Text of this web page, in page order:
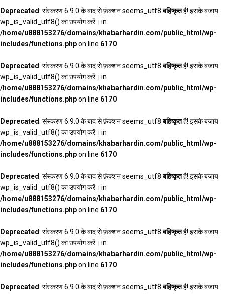
Deprecated: संस्करण 6.9.0 के बाद से फ़ंक्शन seems_utf8बहिष्कृतहै! इसके बजाय
wp_is_valid_utf8() का उपयोग करें। in
/home/u888153276/domains/khabarhardin.com/public_html/wp-
includes/functions.phpon line 6170
Deprecated: संस्करण 6.9.0 के बाद से फ़ंक्शन seems_utf8बहिष्कृतहै! इसके बजाय
wp_is_valid_utf8() का उपयोग करें। in
/home/u888153276/domains/khabarhardin.com/public_html/wp-
includes/functions.phpon line 6170
Deprecated: संस्करण 6.9.0 के बाद से फ़ंक्शन seems_utf8बहिष्कृतहै! इसके बजाय
wp_is_valid_utf8() का उपयोग करें। in
/home/u888153276/domains/khabarhardin.com/public_html/wp-
includes/functions.phpon line 6170
Deprecated: संस्करण 6.9.0 के बाद से फ़ंक्शन seems_utf8बहिष्कृतहै! इसके बजाय
wp_is_valid_utf8() का उपयोग करें। in
/home/u888153276/domains/khabarhardin.com/public_html/wp-
includes/functions.phpon line 6170
Deprecated: संस्करण 6.9.0 के बाद से फ़ंक्शन seems_utf8बहिष्कृतहै! इसके बजाय
wp_is_valid_utf8() का उपयोग करें। in
/home/u888153276/domains/khabarhardin.com/public_html/wp-
includes/functions.phpon line 6170
Deprecated: संस्करण 6.9.0 के बाद से फ़ंक्शन seems_utf8बहिष्कृतहै! इसके बजाय